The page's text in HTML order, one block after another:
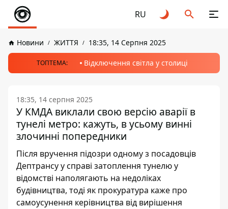
RU
Новини ЖИТТЯ 18:35, 14 Серпня 2025
ТОПТЕМА: Відключення світла у столиці
18:35, 14 серпня 2025
У КМДА виклали свою версію аварії в
тунелі метро: кажуть, в усьому винні
злочинні попередники
Після вручення підозри одному з посадовців
Дептрансу у справі затоплення тунелю у
відомстві наполягають на недоліках
будівництва, тоді як прокуратура каже про
самоусунення керівництва від вирішення